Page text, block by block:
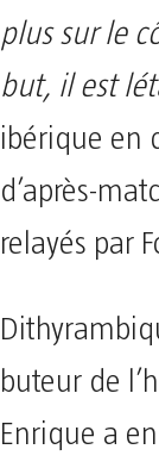
plus sur le
but, il est
ibérique en
d’après-
relayés par
buteur de
Enrique a